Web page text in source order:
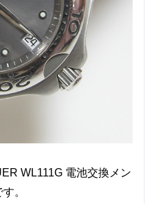
WL111G 電池交換メン
。